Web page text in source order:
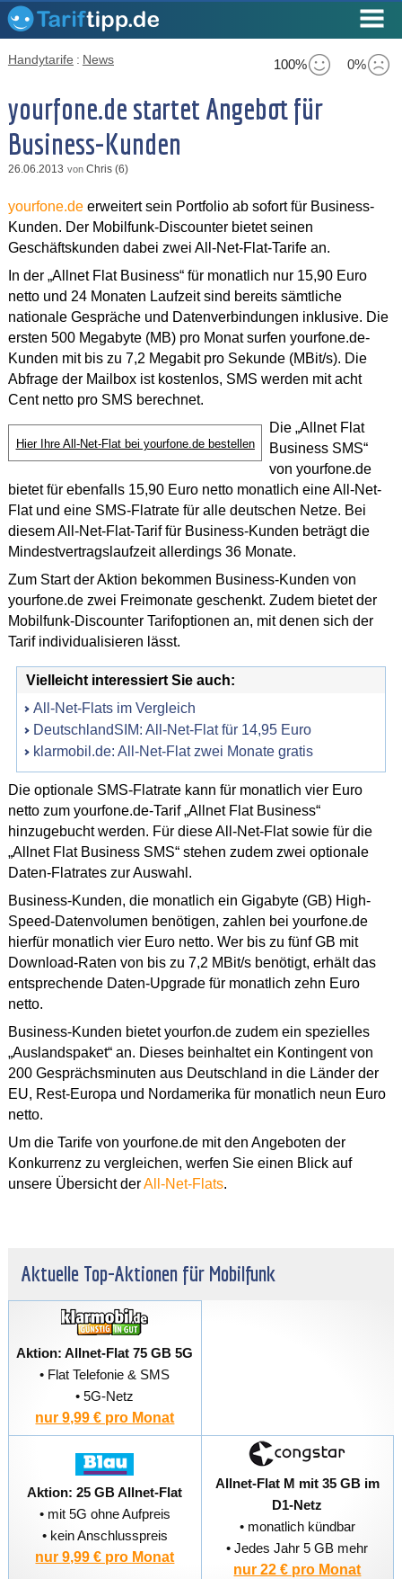
100% 0%
Handytarife : News
yourfone.de startet Angebot für
Business-Kunden
26.06.2013 von Chris (6)
yourfone.deerweitert sein Portfolio ab sofort für Business-
Kunden. Der Mobilfunk-Discounter bietet seinen
Geschäftskunden dabei zwei All-Net-Flat-Tarife an.
In der „Allnet Flat Business“ für monatlich nur 15,90 Euro
netto und 24 Monaten Laufzeit sind bereits sämtliche
nationale Gespräche und Datenverbindungen inklusive. Die
ersten 500 Megabyte (MB) pro Monat surfen yourfone.de-
Kunden mit bis zu 7,2 Megabit pro Sekunde (MBit/s). Die
Abfrage der Mailbox ist kostenlos, SMS werden mit acht
Cent netto pro SMS berechnet.
Hier Ihre All-Net-Flat bei yourfone.de bestellen
Die „Allnet Flat
Business SMS“
von yourfone.de
bietet für ebenfalls 15,90 Euro netto monatlich eine All-Net-
Flat und eine SMS-Flatrate für alle deutschen Netze. Bei
diesem All-Net-Flat-Tarif für Business-Kunden beträgt die
Mindestvertragslaufzeit allerdings 36 Monate.
Zum Start der Aktion bekommen Business-Kunden von
yourfone.de zwei Freimonate geschenkt. Zudem bietet der
Mobilfunk-Discounter Tarifoptionen an, mit denen sich der
Tarif individualisieren lässt.
Vielleicht interessiert Sie auch:
All-Net-Flats im Vergleich
DeutschlandSIM: All-Net-Flat für 14,95 Euro
klarmobil.de: All-Net-Flat zwei Monate gratis
Die optionale SMS-Flatrate kann für monatlich vier Euro
netto zum yourfone.de-Tarif „Allnet Flat Business“
hinzugebucht werden. Für diese All-Net-Flat sowie für die
„Allnet Flat Business SMS“ stehen zudem zwei optionale
Daten-Flatrates zur Auswahl.
Business-Kunden, die monatlich ein Gigabyte (GB) High-
Speed-Datenvolumen benötigen, zahlen bei yourfone.de
hierfür monatlich vier Euro netto. Wer bis zu fünf GB mit
Download-Raten von bis zu 7,2 MBit/s benötigt, erhält das
entsprechende Daten-Upgrade für monatlich zehn Euro
netto.
Business-Kunden bietet yourfon.de zudem ein spezielles
„Auslandspaket“ an. Dieses beinhaltet ein Kontingent von
200 Gesprächsminuten aus Deutschland in die Länder der
EU, Rest-Europa und Nordamerika für monatlich neun Euro
netto.
Um die Tarife von yourfone.de mit den Angeboten der
Konkurrenz zu vergleichen, werfen Sie einen Blick auf
unsere Übersicht derAll-Net-Flats.
Aktuelle Top-Aktionen für Mobilfunk
Aktion: Allnet-Flat 75 GB 5G
• Flat Telefonie & SMS
• 5G-Netz
nur 9,99 € pro Monat
Aktion: 25 GB Allnet-Flat
• mit 5G ohne Aufpreis
• kein Anschlusspreis
nur 9,99 € pro Monat
Allnet-Flat M mit 35 GB im
D1-Netz
• monatlich kündbar
• Jedes Jahr 5 GB mehr
nur 22 € pro Monat